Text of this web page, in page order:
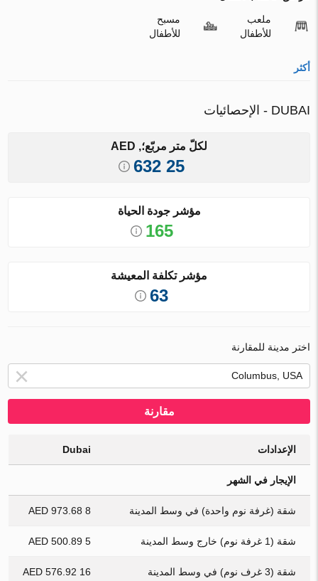
ملعب
للأطفال
مسبح
للأطفال
أكثر
DUBAI - الإحصائيات
لكلّ متر مربّع؛, AED
25 632
مؤشر جودة الحياة
165
مؤشر تكلفة المعيشة
63
اختر مدينة للمقارنة
مقارنة
الإعدادات Dubai
الإيجار في الشهر
شقة (غرفة نوم واحدة) في وسط المدينة 8 973.68 AED
شقة (1 غرفة نوم) خارج وسط المدينة 5 500.89 AED
شقة (3 غرف نوم) في وسط المدينة 16 576.92 AED